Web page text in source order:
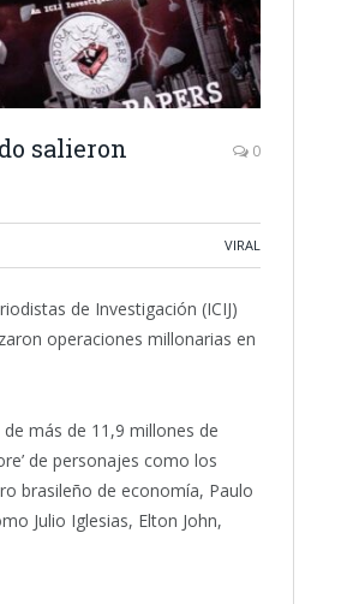
salieron
0
VIRAL
de Investigación (ICIJ)
operaciones millonarias en
más de 11,9 millones de
de personajes como los
brasileño de economía, Paulo
Julio Iglesias, Elton John,